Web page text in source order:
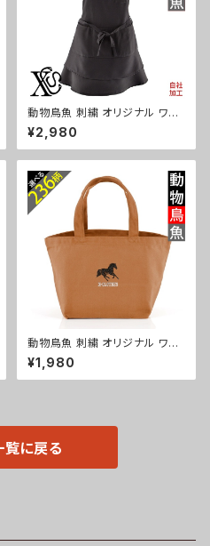
動物鳥魚 刺繍 オリジナル ワン
ポイント エプロン プレゼント ワ
ンピース レディース 撥水加工
おしゃれ かわいい フリル ティア
士 カフェ サロン ブラック 柄 馬
鳥 豚 魚 グッズ ori-a-tao13-b
06-s
¥2,980
動物鳥魚 刺繍 オリジナル ワン
ポイントミニトートバッグ レディ
ース キッズ メンズ キャンバス オ
リジナル 小さめ 帆布 おしゃれ
¥1,980
覧に戻る